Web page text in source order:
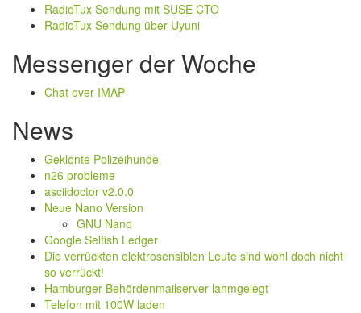
RadioTux Sendung mit SUSE CTO
RadioTux Sendung über Uyuni
Messenger der Woche
Chat over IMAP
News
Geklonte Polizeihunde
n26 probleme
asciidoctor v2.0.0
Neue Nano Version
GNU Nano
Google Selfish Ledger
Die verrückten elektrosensiblen Leute sind wohl doch nicht
so verrückt!
Hamburger Behördenmailserver lahmgelegt
Telefon mit 100W laden